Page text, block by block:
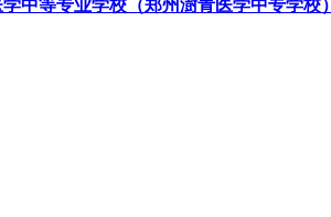
中等专业学校（郑州澍青医学中专学校）